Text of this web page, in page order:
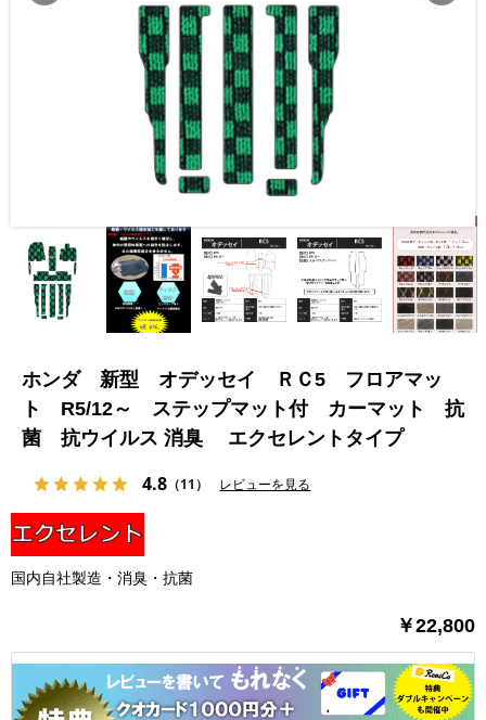
ホンダ 新型 オデッセイ ＲＣ5 フロアマッ
ト R5/12～ ステップマット付 カーマット 抗
菌 抗ウイルス 消臭 エクセレントタイプ
4.8 （11） レビューを見る
国内自社製造・消臭・抗菌
￥22,800